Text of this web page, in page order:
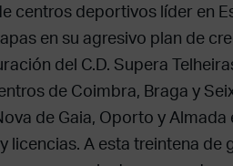
centros deportivos líder en
en su agresivo plan de
del C.D. Supera
de Coimbra, Braga y
de Gaia, Oporto y Almada
licencias. A esta treintena de